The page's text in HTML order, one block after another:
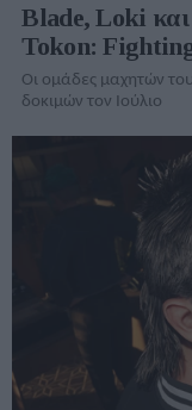
Blade, Loki
Tokon:
Οι ομάδες μαχητών
δοκιμών τον Ιούλιο